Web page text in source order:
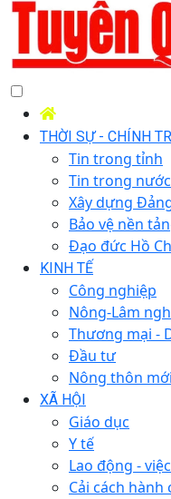
THỜI SỰ - CHÍNH
Tin trong tỉnh
Tin trong nước
Xây dựng
Bảo vệ nền
Đạo đức Hồ
KINH TẾ
Công nghiệp
Nông-Lâm
Thương mại -
Đầu tư
Nông thôn mới
XÃ HỘI
Giáo dục
Y tế
Lao động -
Cải cách hành